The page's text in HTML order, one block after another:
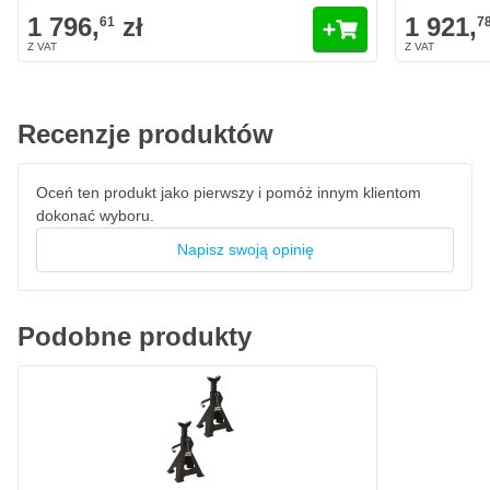
Idealny w połączeniu z podnośnikiem garażowym SONIC
Objęty 3-letnią gwarancją SONIC
1 796,61 zł 1 921,
Recenzje produktów
Oceń ten produkt jako pierwszy i pomóż innym klientom
dokonać wyboru.
Napisz swoją opinię
Podobne produkty